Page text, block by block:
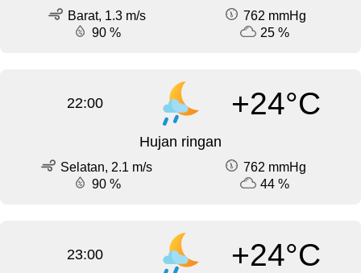
Barat, 1.3 m/s
762 mmHg
90 %
25 %
22:00 +24°C
Hujan ringan
Selatan, 2.1 m/s
762 mmHg
90 %
44 %
23:00 +24°C